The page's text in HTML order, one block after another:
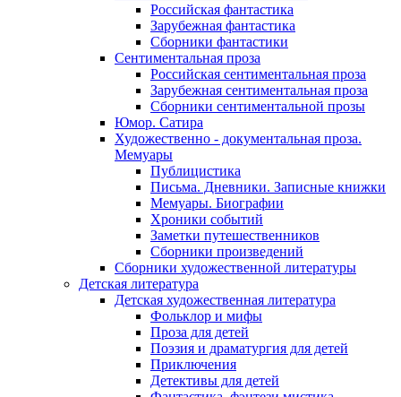
Российская фантастика
Зарубежная фантастика
Сборники фантастики
Сентиментальная проза
Российская сентиментальная проза
Зарубежная сентиментальная проза
Сборники сентиментальной прозы
Юмор. Сатира
Художественно - документальная проза.
Мемуары
Публицистика
Письма. Дневники. Записные книжки
Мемуары. Биографии
Хроники событий
Заметки путешественников
Сборники произведений
Сборники художественной литературы
Детская литература
Детская художественная литература
Фольклор и мифы
Проза для детей
Поэзия и драматургия для детей
Приключения
Детективы для детей